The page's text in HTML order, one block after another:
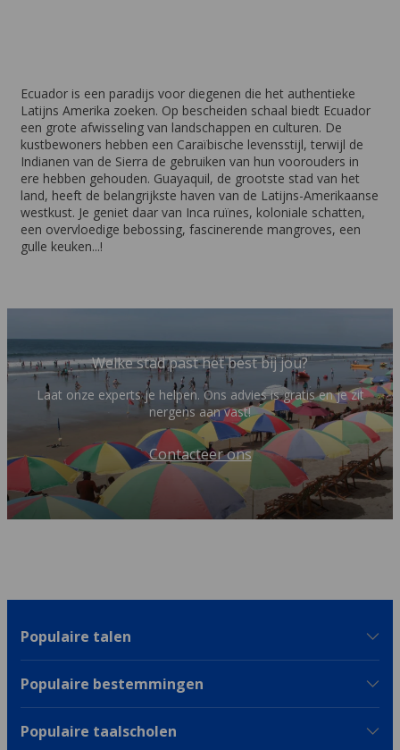
Ecuador is een paradijs voor diegenen die het authentieke
Latijns Amerika zoeken. Op bescheiden schaal biedt Ecuador
een grote afwisseling van landschappen en culturen. De
kustbewoners hebben een Caraïbische levensstijl, terwijl de
Indianen van de Sierra de gebruiken van hun voorouders in
ere hebben gehouden. Guayaquil, de grootste stad van het
land, heeft de belangrijkste haven van de Latijns-Amerikaanse
westkust. Je geniet daar van Inca ruïnes, koloniale schatten,
een overvloedige bebossing, fascinerende mangroves, een
gulle keuken...!
Welke stad past het best bij jou?
Laat onze experts je helpen. Ons advies is gratis en je zit
nergens aan vast!
Contacteer ons
Populaire talen
Populaire bestemmingen
Populaire taalscholen